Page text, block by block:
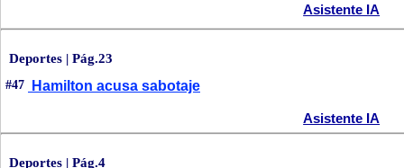
Asistente IA
Deportes | Pág.23
#47 Hamilton acusa sabotaje
Asistente IA
Deportes | Pág.4